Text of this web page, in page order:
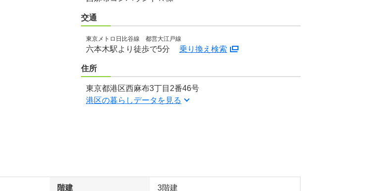
交通
東京メトロ日比谷線 都営大江戸線
六本木駅より徒歩で5分 乗り換え検索
住所
東京都港区西麻布3丁目2番46号
港区の暮らしデータを見る
階建 3階建